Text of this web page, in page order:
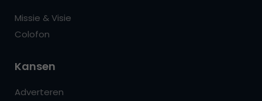
Missie & Visie
Colofon
Kansen
Adverteren